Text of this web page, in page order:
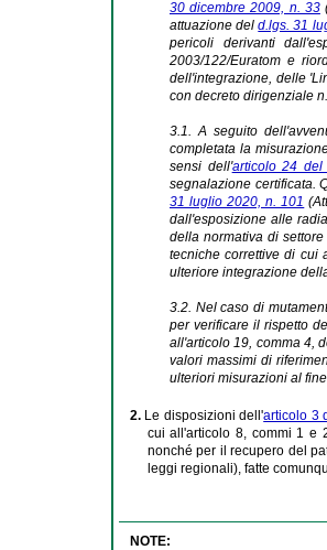
30 dicembre 2009, n. 33
attuazione deld.lgs. 31
pericoli derivanti
2003/122/Euratom e
dell'integrazione, delle
con decreto dirigenziale
3.1. A seguito
completata la
sensi dell'articolo 24 del
segnalazione certificata.
31 luglio 2020, n. 101
dall'esposizione alle
della normativa di
tecniche correttive di cui
ulteriore integrazione
3.2. Nel caso di
per verificare il rispetto
all'articolo 19, comma 4,
valori massimi di
ulteriori misurazioni al
2. Le disposizioni dell'articolo 3
cui all'articolo 8, commi 1 e
nonché per il recupero del
leggi regionali), fatte
NOTE: